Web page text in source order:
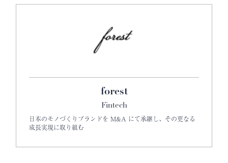
forest
Fintech
日本のモノづくりブランドを M&A にて承継し、その更なる
成長実現に取り組む